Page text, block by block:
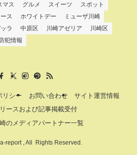
マス グルメ スイーツ
スポット
ス ホワイトデー
ミューザ川崎
ラ 中原区 川崎アゼリア
川崎区
犯情報
リシー お問い合わせ
サイト運営情報
ースおよび記事掲載受付
のメディアパートナー一覧
report , All Rights Reserved.